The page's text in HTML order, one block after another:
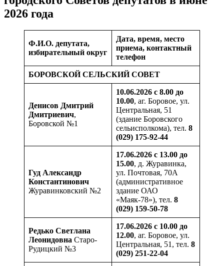
2026 года
Ф.И.О. депутата,
избирательный округ
Дата, время, место
приема, контактный
телефон
БОРОВСКОЙ СЕЛЬСКИЙ СОВЕТ
Денисов Дмитрий
Дмитриевич,
Боровской №1
10.06.2026 с 8.00 до
10.00, аг. Боровое, ул.
Центральная, 51
(здание Боровского
сельисполкома), тел. 8
(029) 175-92-44
Гуд Александр
Константинович
Журавинковский №2
17.06.2026 с 13.00 до
15.00, д. Журавинка,
ул. Почтовая, 70А
(административное
здание ОАО
«Маяк-78»), тел. 8
(029) 159-50-78
Редько Светлана
Леонидовна Старо-
Рудицкий №3
17.06.2026 с 10.00 до
12.00, аг. Боровое, ул.
Центральная, 51, тел. 8
(029) 251-22-04